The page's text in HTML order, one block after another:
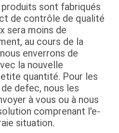
sont fabriqués
de contrôle de qualité
sera moins de
au cours de la
enverrons de
la nouvelle
quantité. Pour les
defec, nous les
à vous ou à nous
comprenant l'e-
situation.